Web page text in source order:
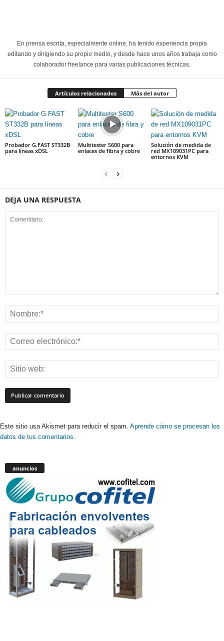
En prensa escrita, especialmente online, ha tenido experiencia propia
editando y dirigiendo su propio medio, y desde hace unos años trabaja como
colaborador freelance para varias publicaciones técnicas.
Artículos relacionados Más del autor
Probador G.FAST ST332B
para líneas xDSL
Multitester S600 para
enlaces de fibra y cobre
Solución de medida de
red MX109031PC para
entornos KVM
DEJA UNA RESPUESTA
Este sitio usa Akismet para reducir el spam. Aprende cómo se procesan los
datos de tus comentarios.
anuncios